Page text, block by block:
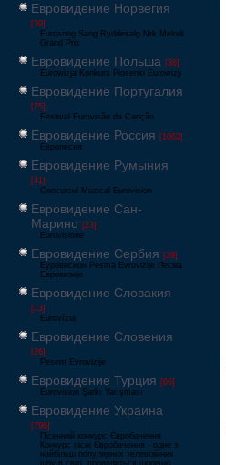
Евровидение Норвегия
[39]
Eurosong Sang Ryddesalg Nrk Melodi
Grand Prix
Евровидение Польша [36]
Eurowizja Konkurs Piosenki Eurowizji
Евровидение Португалия
[25]
Festival Eurovisão da Canção
Евровидение Россия [1062]
Европесня
Евровидение Румыния
[41]
Concursul Muzical Eurovision
Евровидение Сан-
Марино [23]
Eurovisione
Евровидение Сербия [39]
Еуровисион Pesma Evrovizije Песма
Евровизије
Евровидение Словакия
[13]
Eurovízia
Евровидение Словения
[26]
Pesem Evrovizije
Евровидение Турция [66]
Eurovision Şarkı Yarışması
Евровидение Украина
[796]
Пісенний конкурс Євробачення
Конкурс пісні Євробачення - одне з
найбільш популярних телевізійних
шоу в світі, проводиться щорічно,